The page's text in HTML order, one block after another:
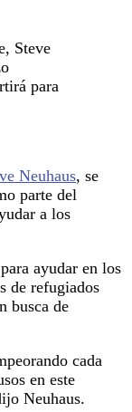
Steve
para
Neuhaus, se
parte del
a los
ayudar en los
de refugiados
busca de
cada
en este
Neuhaus.